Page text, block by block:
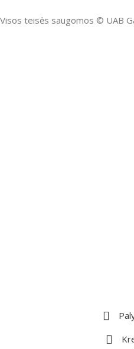
Visos teisės saugomos ©️ UAB